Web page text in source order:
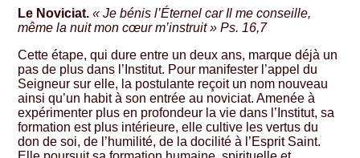
Le Noviciat. « Je bénis l’Éternel car Il me conseille,
même la nuit mon cœur m’instruit » Ps. 16,7
Cette étape, qui dure entre un deux ans, marque déjà un
pas de plus dans l’Institut. Pour manifester l’appel du
Seigneur sur elle, la postulante reçoit un nom nouveau
ainsi qu’un habit à son entrée au noviciat. Amenée à
expérimenter plus en profondeur la vie dans l’Institut, sa
formation est plus intérieure, elle cultive les vertus du
don de soi, de l’humilité, de la docilité à l’Esprit Saint.